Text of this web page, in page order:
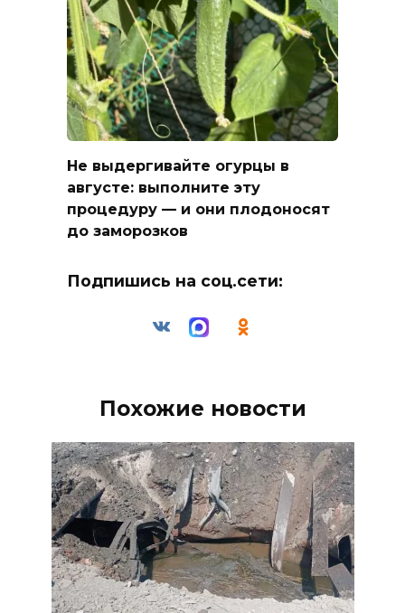
Не выдергивайте огурцы в
августе: выполните эту
процедуру — и они плодоносят
до заморозков
Подпишись на соц.сети:
Похожие новости